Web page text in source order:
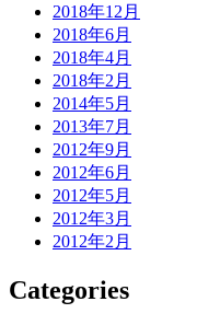
2018年12月
2018年6月
2018年4月
2018年2月
2014年5月
2013年7月
2012年9月
2012年6月
2012年5月
2012年3月
2012年2月
Categories